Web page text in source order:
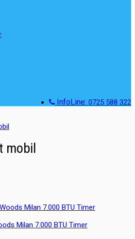
InfoLine: 0725 588 322
mobil
Milan 7.000 BTU Timer